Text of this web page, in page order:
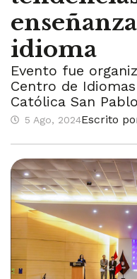
idioma
Evento fue
Centro de
Católica San Pablo
5 Ago, 2024Escrito